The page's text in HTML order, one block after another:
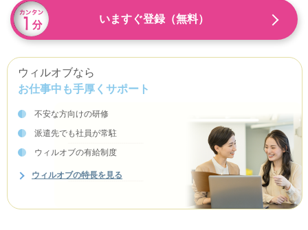
いますぐ登録（無料）
ウィルオブなら
お仕事中も手厚くサポート
不安な方向けの研修
派遣先でも社員が常駐
ウィルオブの有給制度
ウィルオブの特長を見る